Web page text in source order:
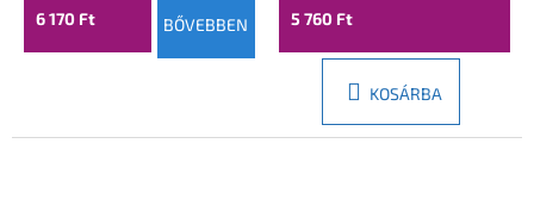
6 170 Ft BŐVEBBEN 5 760 Ft
KOSÁRBA